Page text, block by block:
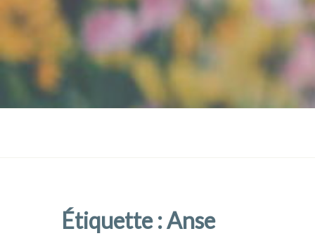
Étiquette :Anse